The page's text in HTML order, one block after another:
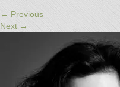
conseillé
par la
← Previous
Next →